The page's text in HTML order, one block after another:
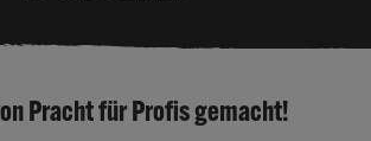
Pracht für Profis gemacht!